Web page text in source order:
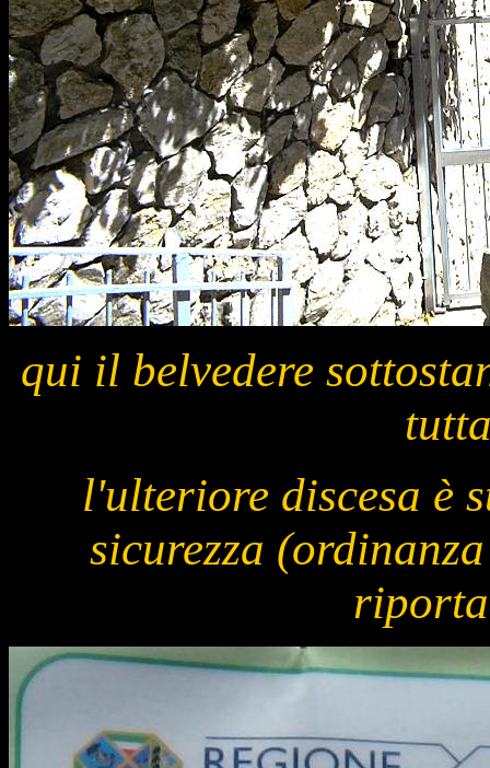
qui il belvedere
l'ulteriore discesa è
sicurezza